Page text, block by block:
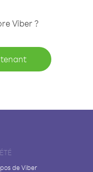
Viber ?
de Viber